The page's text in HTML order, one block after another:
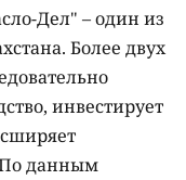
Дел" – один из
Более двух
инвестирует
данным